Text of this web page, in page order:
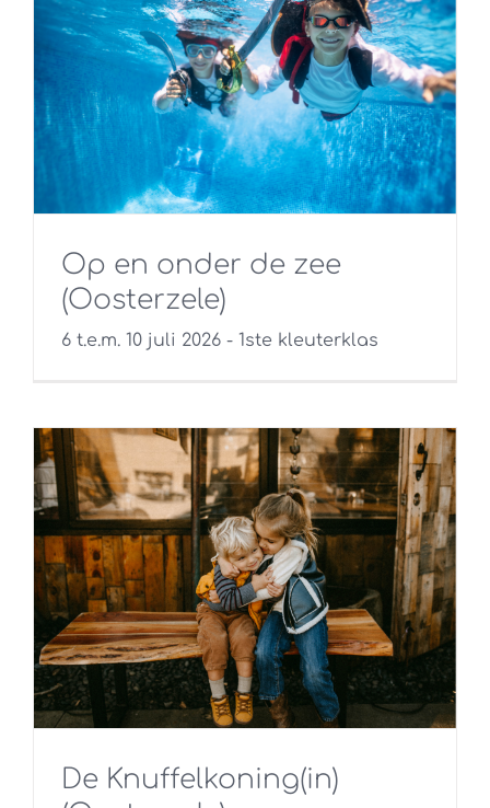
Op en onder de zee
(Oosterzele)
6 t.e.m. 10 juli 2026 - 1ste kleuterklas
De Knuffelkoning(in)